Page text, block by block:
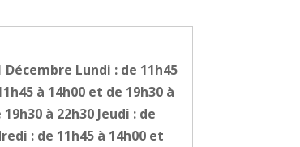
Lundi : de 11h45
à 14h00 et de 19h30 à
à 22h30 Jeudi : de
: de 11h45 à 14h00 et